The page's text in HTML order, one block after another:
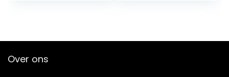
Over ons